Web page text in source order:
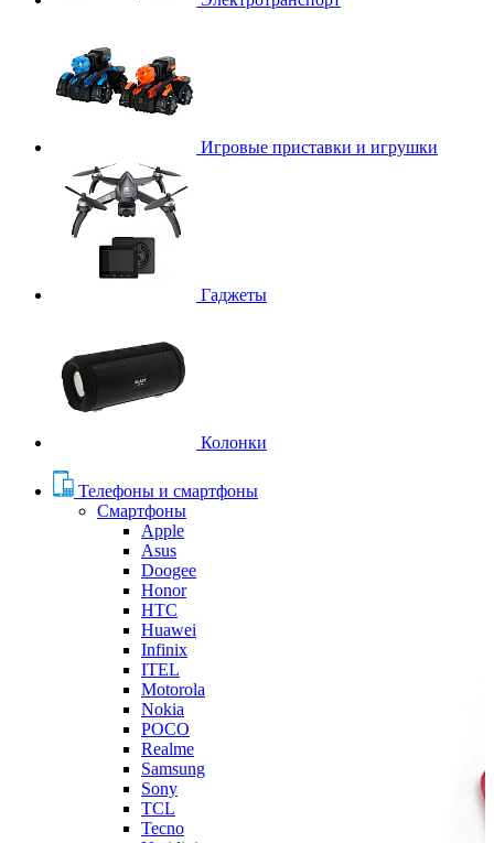
Игровые приставки и игрушки
Гаджеты
Колонки
Телефоны и смартфоны
Смартфоны
Apple
Asus
Doogee
Honor
HTC
Huawei
Infinix
ITEL
Motorola
Nokia
POCO
Realme
Samsung
Sony
TCL
Tecno